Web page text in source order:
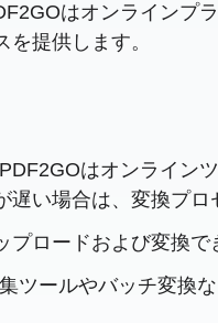
はオンラインプ
提供します。
PDF2GOはオンライン
い場合は、変換プロ
プロードおよび変換で
ツールやバッチ変換